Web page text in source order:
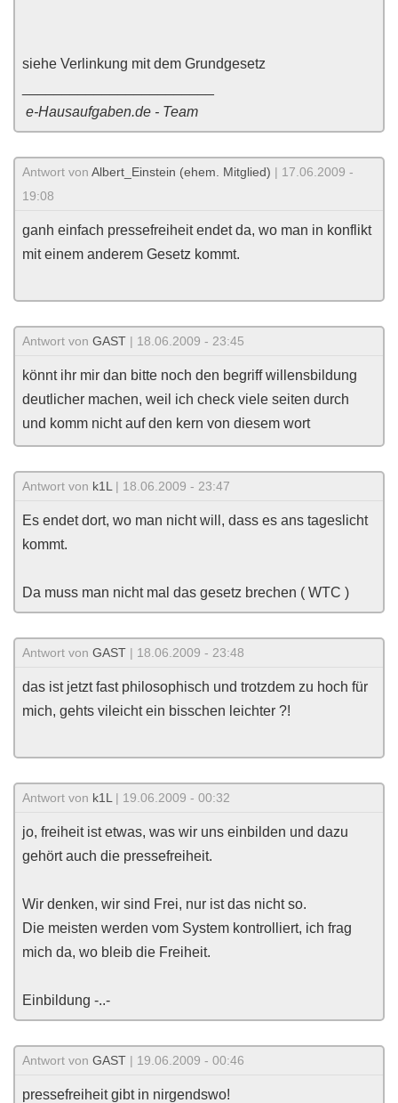
siehe Verlinkung mit dem Grundgesetz
e-Hausaufgaben.de - Team
Antwort von Albert_Einstein (ehem. Mitglied) | 17.06.2009 -
19:08
ganh einfach pressefreiheit endet da, wo man in konflikt
mit einem anderem Gesetz kommt.
Antwort von GAST | 18.06.2009 - 23:45
könnt ihr mir dan bitte noch den begriff willensbildung
deutlicher machen, weil ich check viele seiten durch
und komm nicht auf den kern von diesem wort
Antwort von k1L | 18.06.2009 - 23:47
Es endet dort, wo man nicht will, dass es ans tageslicht
kommt.
Da muss man nicht mal das gesetz brechen ( WTC )
Antwort von GAST | 18.06.2009 - 23:48
das ist jetzt fast philosophisch und trotzdem zu hoch für
mich, gehts vileicht ein bisschen leichter ?!
Antwort von k1L | 19.06.2009 - 00:32
jo, freiheit ist etwas, was wir uns einbilden und dazu
gehört auch die pressefreiheit.
Wir denken, wir sind Frei, nur ist das nicht so.
Die meisten werden vom System kontrolliert, ich frag
mich da, wo bleib die Freiheit.
Einbildung -..-
Antwort von GAST | 19.06.2009 - 00:46
pressefreiheit gibt in nirgendswo!